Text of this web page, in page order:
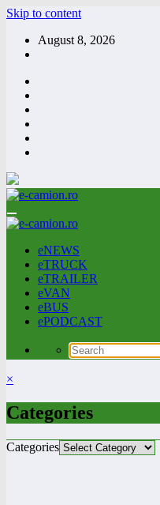
Skip to content
August 8, 2026
eNEWS
eTRUCK
eTRAILER
eVAN
eBUS
ePODCAST
×
Categories
Categories